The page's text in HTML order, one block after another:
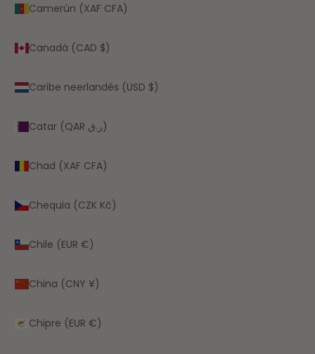
Camerún (XAF CFA)
Canadá (CAD $)
Caribe neerlandés (USD $)
Catar (QAR ر.ق)
Chad (XAF CFA)
Chequia (CZK Kč)
Chile (EUR €)
China (CNY ¥)
Chipre (EUR €)